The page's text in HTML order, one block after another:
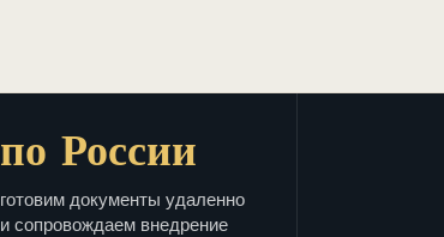
по России
готовим документы удаленно
и сопровождаем внедрение